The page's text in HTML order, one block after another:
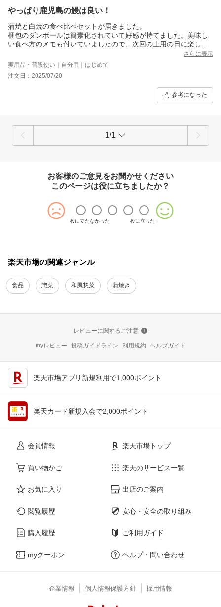
やっぱり鹿児島の鰻は良い！
蒲焼と白焼の食べ比べセットが届きました。
梱包のダンボールは簡素化されていて好感が持てました。美味し
い食べ方のメモも付いていましたので、次回の土用の日に楽しみ
さらに表示
実用品・普段使い｜自分用｜はじめて
注文日：2025/07/20
参考になった
1/1
お客様のご意見をお聞かせください
このページは役に立ちましたか？
役に立たなかった 役に立った
楽天市場の関連ジャンル
食品 惣菜 和風惣菜 蒲焼き
レビューに関するご注意
myレビュー 投稿ガイドライン 利用規約 ヘルプガイド
楽天市場アプリ新規利用で1,000ポイント
楽天カード新規入会で2,000ポイント
会員情報
買い物かご
お気に入り
閲覧履歴
購入履歴
myクーポン
楽天市場トップ
楽天のサービス一覧
出店のご案内
安心・安全の取り組み
ご利用ガイド
ヘルプ・問い合わせ
企業情報 個人情報保護方針 採用情報